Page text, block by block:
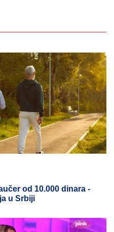
od 10.000 dinara -
u Srbiji